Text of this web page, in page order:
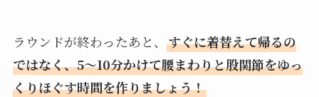
ラウンドが終わったあと、 すぐに着替えて帰るの
ではなく、5〜10分かけて腰まわりと股関節をゆっ
くりほぐす時間を作りましょう！